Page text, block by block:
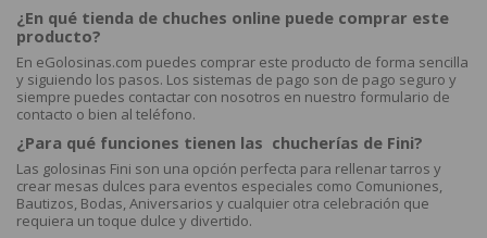
¿En qué tienda de chuches online puede comprar este
producto?
En eGolosinas.com puedes comprar este producto de forma sencilla
y siguiendo los pasos. Los sistemas de pago son de pago seguro y
siempre puedes contactar con nosotros en nuestro formulario de
contacto o bien al teléfono.
¿Para qué funciones tienen las chucherías de Fini?
Las golosinas Fini son una opción perfecta para rellenar tarros y
crear mesas dulces para eventos especiales como Comuniones,
Bautizos, Bodas, Aniversarios y cualquier otra celebración que
requiera un toque dulce y divertido.